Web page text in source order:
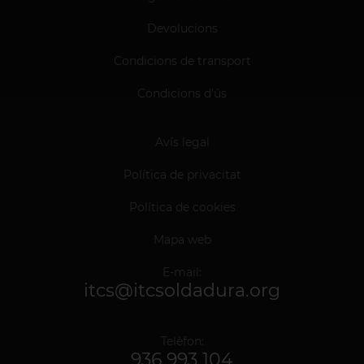
Devolucions
Condicions de transport
Condicions d'ús
Avís legal
Política de privacitat
Política de cookies
Mapa web
E-mail:
itcs@itcsoldadura.org
Telèfon:
936 993 104